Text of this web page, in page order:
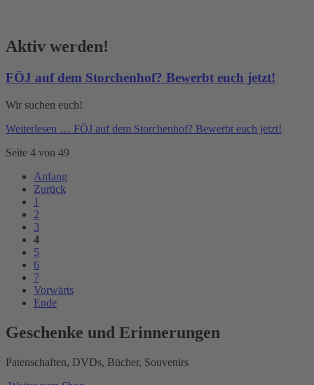
Aktiv werden!
FÖJ auf dem Storchenhof? Bewerbt euch jetzt!
Wir suchen euch!
Weiterlesen … FÖJ auf dem Storchenhof? Bewerbt euch jetzt!
Seite 4 von 49
Anfang
Zurück
1
2
3
4
5
6
7
Vorwärts
Ende
Geschenke und Erinnerungen
Patenschaften, DVDs, Bücher, Souvenirs